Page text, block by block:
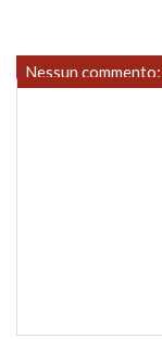
Nessun commento: